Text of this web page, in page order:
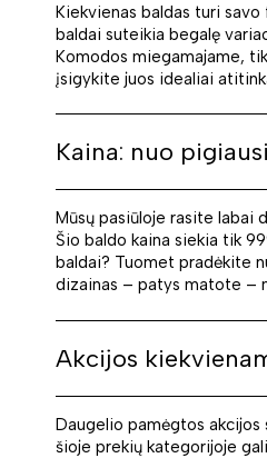
Kiekvienas baldas turi
baldai suteikia begalę
Komodos miegamajame,
įsigykite juos idealiai
Kaina: nuo
Mūsų pasiūloje rasite labai
Šio baldo kaina siekia tik
baldai? Tuomet pradėkite
dizainas – patys matote –
Akcijos
Daugelio pamėgtos akcijos
šioje prekių kategorijoje